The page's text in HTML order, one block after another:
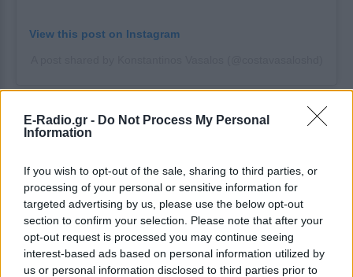
E-Radio.gr - Do Not Process My Personal
Information
If you wish to opt-out of the sale, sharing to third parties, or
processing of your personal or sensitive information for
targeted advertising by us, please use the below opt-out
section to confirm your selection. Please note that after your
opt-out request is processed you may continue seeing
interest-based ads based on personal information utilized by
us or personal information disclosed to third parties prior to
View this post on Instagram